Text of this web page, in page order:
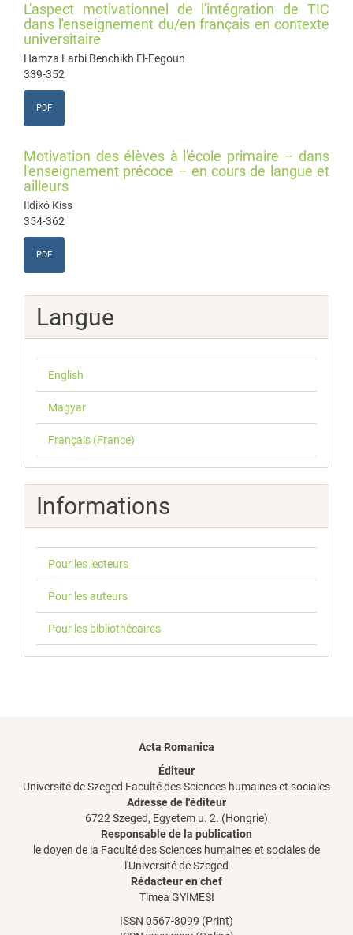
L'aspect motivationnel de l'intégration de TIC
dans l'enseignement du/en français en contexte
universitaire
Hamza Larbi Benchikh El-Fegoun
339-352
PDF
Motivation des élèves à l'école primaire – dans
l'enseignement précoce – en cours de langue et
ailleurs
Ildikó Kiss
354-362
PDF
Langue
English
Magyar
Français (France)
Informations
Pour les lecteurs
Pour les auteurs
Pour les bibliothécaires
Acta Romanica
Éditeur
Université de Szeged Faculté des Sciences humaines et sociales
Adresse de l'éditeur
6722 Szeged, Egyetem u. 2. (Hongrie)
Responsable de la publication
le doyen de la Faculté des Sciences humaines et sociales de
l'Université de Szeged
Rédacteur en chef
Timea GYIMESI
ISSN 0567-8099 (Print)